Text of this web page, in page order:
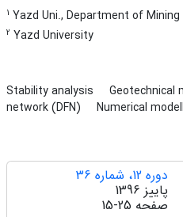
1 Yazd Uni., Department of
2 Yazd University
Stability analysis Geotechnical
network (DFN)
Numerical
دوره 12، شماره 36
پاییز 1396
صفحه 15-25